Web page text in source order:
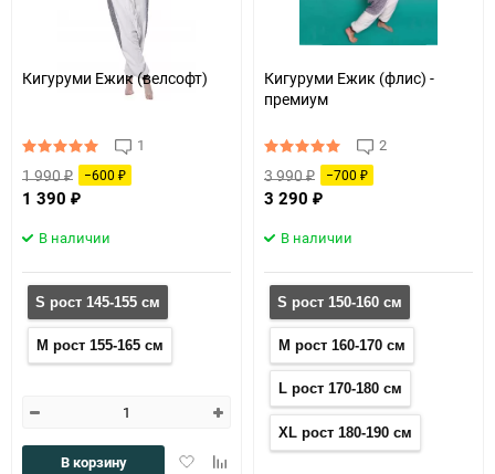
Кигуруми Ежик (велсофт)
1
1 990₽ −600 ₽
1 390 ₽
В наличии
S рост 145-155 см
M рост 155-165 см
ДобавитьДобавить
В корзину
Кигуруми Ежик (флис) -
премиум
2
3 990₽ −700 ₽
3 290 ₽
В наличии
S рост 150-160 см
M рост 160-170 см
L рост 170-180 см
XL рост 180-190 см